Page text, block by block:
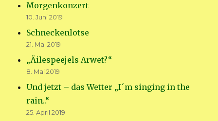
Morgenkonzert
10. Juni 2019
Schneckenlotse
21. Mai 2019
„Äilespeejels Arwet?“
8. Mai 2019
Und jetzt – das Wetter „I´m singing in the
rain..“
25. April 2019